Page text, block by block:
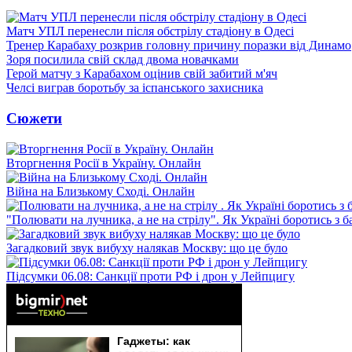
Матч УПЛ перенесли після обстрілу стадіону в Одесі
Тренер Карабаху розкрив головну причину поразки від Динамо
Зоря посилила свій склад двома новачками
Герой матчу з Карабахом оцінив свій забитий м'яч
Челсі виграв боротьбу за іспанського захисника
Сюжети
Вторгнення Росії в Україну. Онлайн
Війна на Близькому Сході. Онлайн
"Полювати на лучника, а не на стрілу". Як Україні боротись з
Загадковий звук вибуху налякав Москву: що це було
Підсумки 06.08: Санкції проти РФ і дрон у Лейпцигу